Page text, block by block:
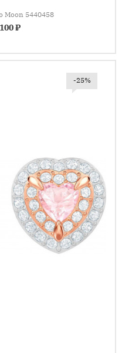
Moon 5440458
₽
-25%